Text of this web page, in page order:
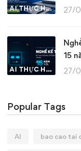
AI THỰC HÀNH 27/
AI THỰC HÀNH
15
27/
Popular Tags
AI bao cao tai